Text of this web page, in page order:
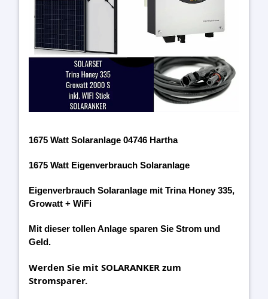
1675 Watt Solaranlage 04746 Hartha
1675 Watt Eigenverbrauch Solaranlage
Eigenverbrauch Solaranlage mit Trina Honey 335,
Growatt + WiFi
Mit dieser tollen Anlage sparen Sie Strom und
Geld.
Werden Sie mit SOLARANKER zum
Stromsparer.